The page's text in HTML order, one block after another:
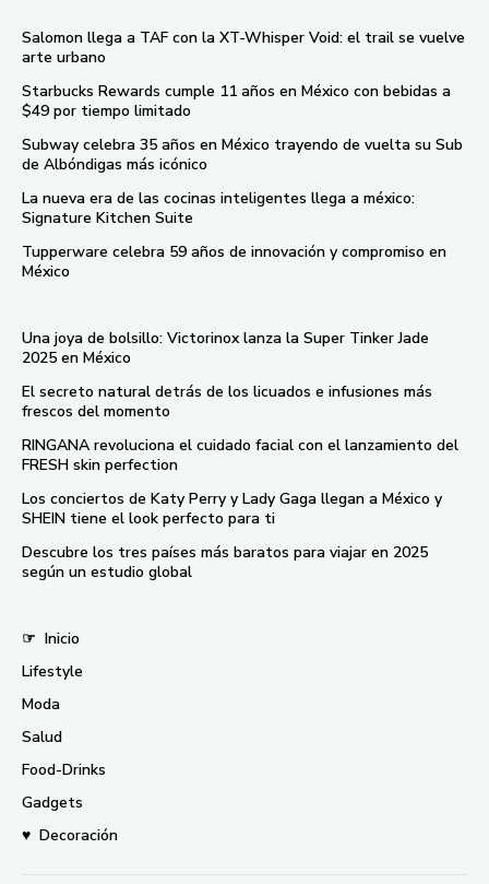
Salomon llega a TAF con la XT-Whisper Void: el trail se vuelve
arte urbano
Starbucks Rewards cumple 11 años en México con bebidas a
$49 por tiempo limitado
Subway celebra 35 años en México trayendo de vuelta su Sub
de Albóndigas más icónico
La nueva era de las cocinas inteligentes llega a méxico:
Signature Kitchen Suite
Tupperware celebra 59 años de innovación y compromiso en
México
Una joya de bolsillo: Victorinox lanza la Super Tinker Jade
2025 en México
El secreto natural detrás de los licuados e infusiones más
frescos del momento
RINGANA revoluciona el cuidado facial con el lanzamiento del
FRESH skin perfection
Los conciertos de Katy Perry y Lady Gaga llegan a México y
SHEIN tiene el look perfecto para ti
Descubre los tres países más baratos para viajar en 2025
según un estudio global
☞ Inicio
Lifestyle
Moda
Salud
Food-Drinks
Gadgets
♥ Decoración